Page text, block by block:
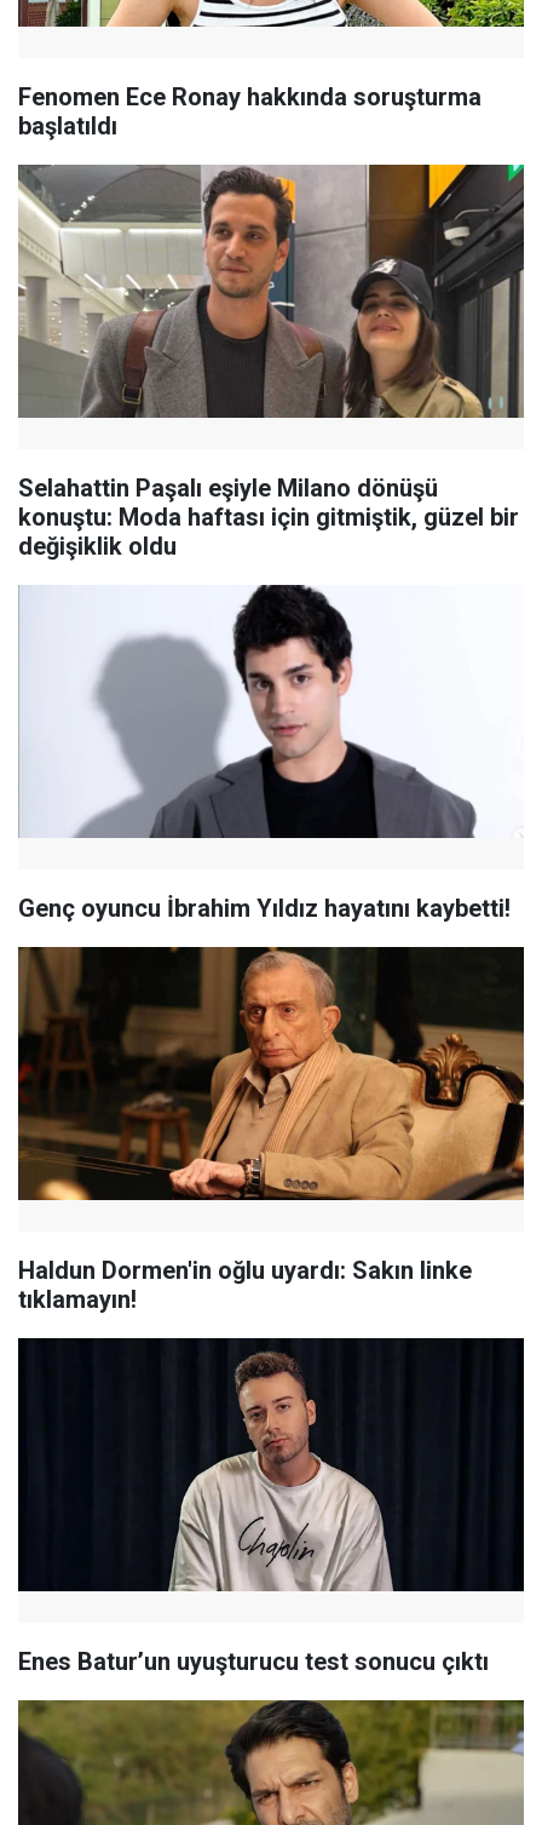
Fenomen Ece Ronay hakkında soruşturma
başlatıldı
Selahattin Paşalı eşiyle Milano dönüşü
konuştu: Moda haftası için gitmiştik, güzel bir
değişiklik oldu
Genç oyuncu İbrahim Yıldız hayatını kaybetti!
Haldun Dormen'in oğlu uyardı: Sakın linke
tıklamayın!
Enes Batur’un uyuşturucu test sonucu çıktı